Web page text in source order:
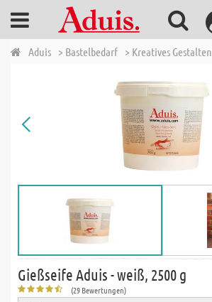
Aduis > Bastelbedarf > Kreatives Gestalten
Gießseife Aduis - weiß, 2500 g
(29 Bewertungen)